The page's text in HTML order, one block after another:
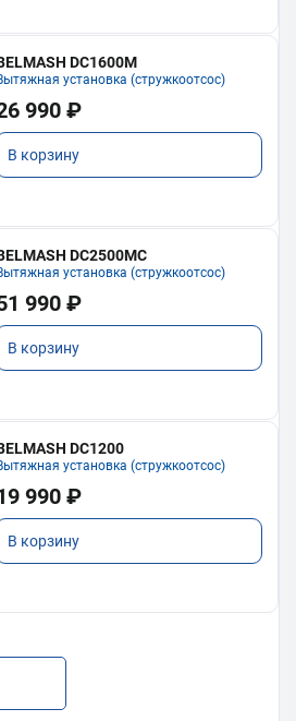
DC1600M
установка (стружкоотсос)
990 ₽
В корзину
DC2500MC
установка (стружкоотсос)
990 ₽
В корзину
DC1200
установка (стружкоотсос)
990 ₽
В корзину